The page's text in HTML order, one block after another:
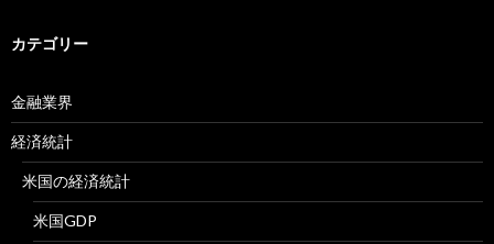
カテゴリー
金融業界
経済統計
米国の経済統計
米国GDP